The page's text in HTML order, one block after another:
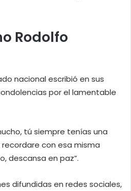
Rodolfo
nacional escribió en sus
por el lamentable
tú siempre tenías una
con esa misma
descansa en paz”.
difundidas en redes sociales,